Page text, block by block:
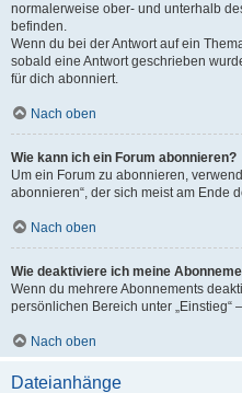
normalerweise ober- und unterhalb
befinden.
Wenn du bei der Antwort auf ein
sobald eine Antwort geschrieben
für dich abonniert.
Nach oben
Wie kann ich ein Forum abonnieren?
Um ein Forum zu abonnieren,
abonnieren“, der sich meist am Ende
Nach oben
Wie deaktiviere ich meine
Wenn du mehrere Abonnements
persönlichen Bereich unter „Einstieg“
Nach oben
Dateianhänge